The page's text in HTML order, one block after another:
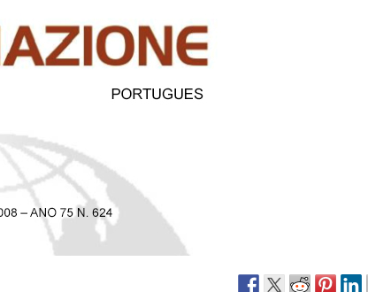
San Lorenzo di Fossano
Susa